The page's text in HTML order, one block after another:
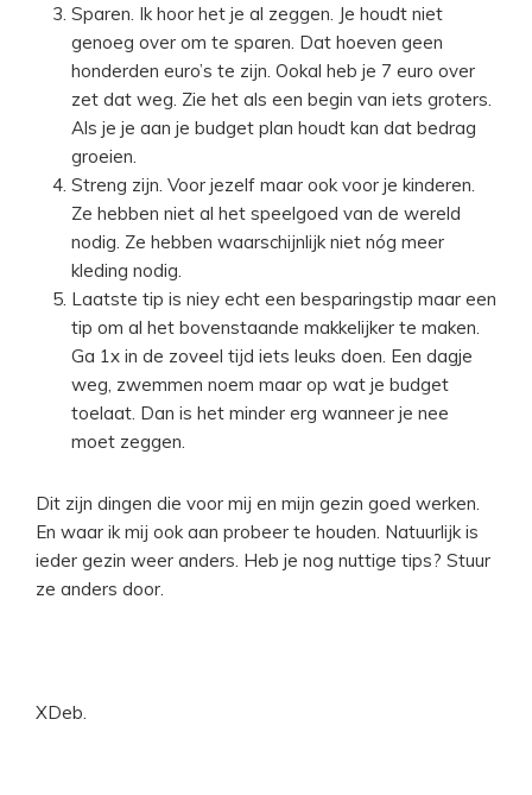
Sparen. Ik hoor het je al zeggen. Je houdt niet
genoeg over om te sparen. Dat hoeven geen
honderden euro’s te zijn. Ookal heb je 7 euro over
zet dat weg. Zie het als een begin van iets groters.
Als je je aan je budget plan houdt kan dat bedrag
groeien.
Streng zijn. Voor jezelf maar ook voor je kinderen.
Ze hebben niet al het speelgoed van de wereld
nodig. Ze hebben waarschijnlijk niet nóg meer
kleding nodig.
Laatste tip is niey echt een besparingstip maar een
tip om al het bovenstaande makkelijker te maken.
Ga 1x in de zoveel tijd iets leuks doen. Een dagje
weg, zwemmen noem maar op wat je budget
toelaat. Dan is het minder erg wanneer je nee
moet zeggen.
Dit zijn dingen die voor mij en mijn gezin goed werken.
En waar ik mij ook aan probeer te houden. Natuurlijk is
ieder gezin weer anders. Heb je nog nuttige tips? Stuur
ze anders door.
XDeb.